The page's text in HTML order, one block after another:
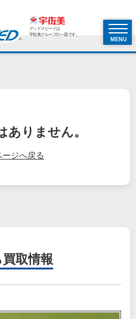
グッドスピードは
宇佐美グループの一員です。
MENU
ありません。
ジへ戻る
買取情報